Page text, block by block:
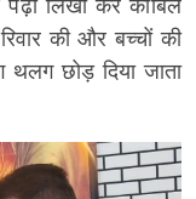
की और बच्चों की
छोड़ दिया जाता